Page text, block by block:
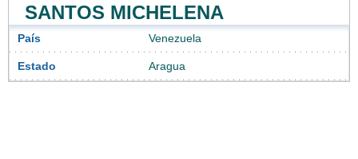
SANTOS MICHELENA
País Venezuela
Estado Aragua